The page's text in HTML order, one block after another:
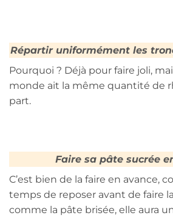
Répartir uniformément les
Pourquoi ? Déjà pour faire joli,
monde ait la même quantité de
part.
Faire sa pâte sucrée
C’est bien de la faire en avance,
temps de reposer avant de faire
comme la pâte brisée, elle aura